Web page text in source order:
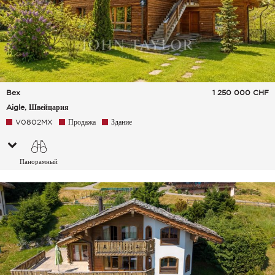
Bex
Aigle, Швейцария
1 250 000 CHF
V0802MX Продажа Здание
Панорамный
местность Холмы Горы